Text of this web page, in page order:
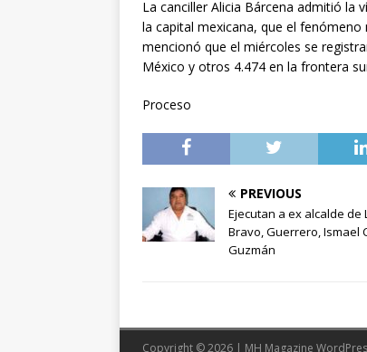
La canciller Alicia Bárcena admitió la
la capital mexicana, que el
mencionó que el miércoles se
México y otros 4.474 en la frontera
Proceso
PREVIOUS
Ejecutan a ex alcalde de
Bravo, Guerrero, Ismael
Guzmán
Copyright © 2026 | MH Magazine